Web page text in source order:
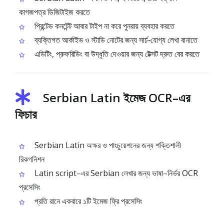
কাগজপত্র ডিজিটাইজ করতে
প্রিন্টেড কনটেন্ট আবার টাইপ না করে পুনরায় ব্যবহার করতে
ব্যক্তিগত আর্কাইভ ও স্টাডি নোটের জন্য সার্চ‑যোগ্য লেখা বানাতে
এডিটিং, প্রুফরিডিং বা উদ্ধৃতি দেওয়ার জন্য টেক্সট দ্রুত বের করতে
Serbian Latin ইমেজ OCR–এর
ফিচার
Serbian Latin অক্ষর ও পাংচুয়েশনের জন্য শক্তিশালী
রিকগনিশন
Latin script–এর Serbian লেখার জন্য ভাষা–নির্ভর OCR
প্রসেসিং
প্রতি রানে একবারে ১টি ইমেজ ফ্রি প্রসেসিং